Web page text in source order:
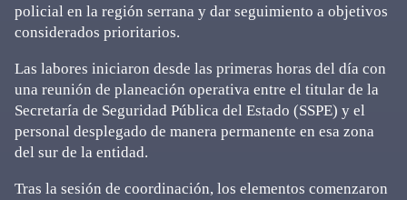
policial en la región serrana y dar seguimiento a objetivos
considerados prioritarios.
Las labores iniciaron desde las primeras horas del día con
una reunión de planeación operativa entre el titular de la
Secretaría de Seguridad Pública del Estado (SSPE) y el
personal desplegado de manera permanente en esa zona
del sur de la entidad.
Tras la sesión de coordinación, los elementos comenzaron